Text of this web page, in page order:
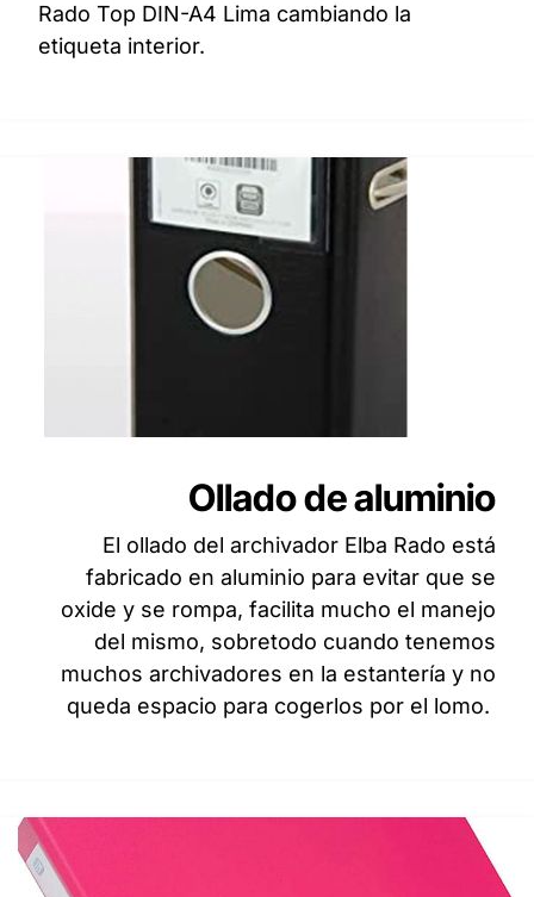
Rado Top DIN-A4 Lima cambiando la
etiqueta interior.
Ollado de aluminio
El ollado del archivador Elba Rado está
fabricado en aluminio para evitar que se
oxide y se rompa, facilita mucho el manejo
del mismo, sobretodo cuando tenemos
muchos archivadores en la estantería y no
queda espacio para cogerlos por el lomo.